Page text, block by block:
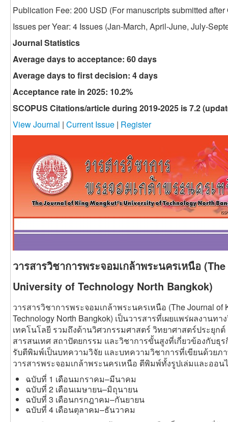
Publication Fee: 200 USD (For manuscripts submitted after
Issues per Year: 4 Issues (Jan-March, April-June, July-
Journal Statistics
Average days to acceptance: 60 days
Average days to first decision: 4 days
Acceptance rate in 2025: 10.2%
SCOPUS Citations/article during 2019-2025 is 7.2
View Journal | Current Issue | Register
วารสารวิชาการพระจอมเกล้าพระนครเหนือ
University of Technology North Bangkok)
วารสารวิชาการพระจอมเกล้าพระนครเหนือ (The Journal of
Technology North Bangkok) เป็นวารสารที่เผยแพร่ผลงานท
เทคโนโลยี รวมถึงด้านวิศวกรรมศาสตร์ วิทยาศาสตร์ประยุก
สารสนเทศ สถาปัตยกรรม และวิชาการขั้นสูงที่เกี่ยวข้องกับธุ
รับตีพิมพ์เป็นบทความวิจัย และบทความวิชาการที่เขียนด้วยภ
วารสารพระจอมเกล้าพระนครเหนือ ตีพิมพ์ทั้งรูปเล่มและออ
ฉบับที่ 1 เดือนมกราคม–มีนาคม
ฉบับที่ 2 เดือนเมษายน–มิถุนายน
ฉบับที่ 3 เดือนกรกฎาคม–กันยายน
ฉบับที่ 4 เดือนตุลาคม–ธันวาคม